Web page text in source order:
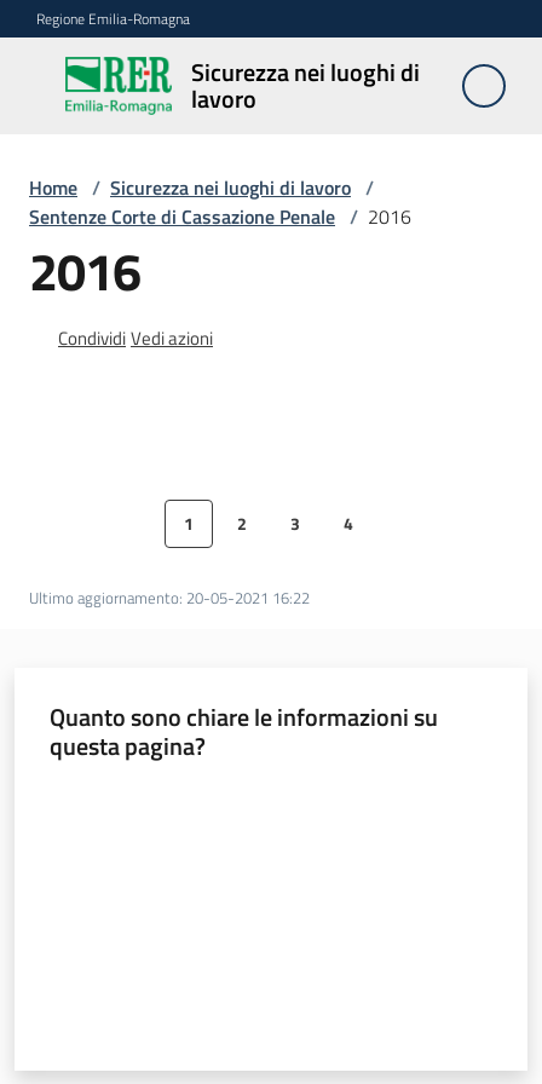
Vai al contenuto
Vai alla navigazione
Vai al footer
Regione Emilia-Romagna
Sicurezza nei luoghi di
lavoro
Sicurezza
nei
lavoro
Notizie
Sicurezza
vigilanza
per
sicurezza
Home / Sicurezza nei luoghi di lavoro /
Sentenze Corte di Cassazione Penale / 2016
2016
CondividiVedi azioni
Pagina precedente
Pagina
1 Pagina
2 Pagina
3 Pagina
4
Ultimo aggiornamento: 20-05-2021 16:22
Quanto sono chiare le informazioni su
questa pagina?